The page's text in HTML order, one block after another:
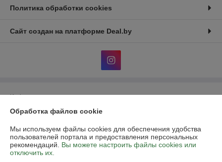
Политика обработки cookies
Сайт создан на платформе Deal.by
Информация для покупателя
Юридическое лицо:Общество с ограниченной ответственностью
Республика Беларусь, 220015, г. Минск, ул. Пономаренко, дом 35А,
помещение 208.
Регистрационный номер ЕГР: 193722361
Обработка файлов cookie
Мы используем файлы cookies для обеспечения удобства
пользователей портала и предоставления персональных
рекомендаций. Вы можете настроить файлы cookies или
отключить их.